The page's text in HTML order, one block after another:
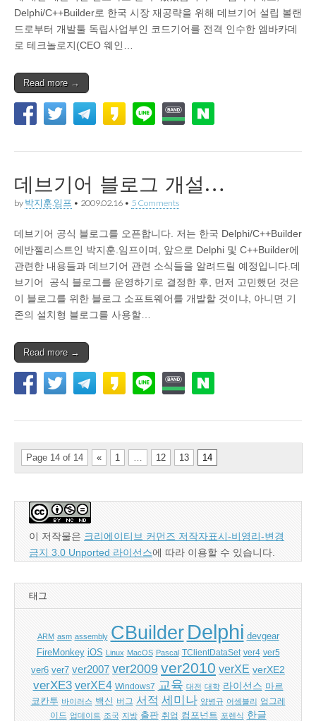
Delphi/C++Builder로 한국 시장 재공략을 위해 데브기어 설립 볼랜
드로부터 개발툴 독립사업부인 코드기어를 전격 인수한 엠바카데
로 테크놀로지(CEO 웨인…
Read more →
데브기어 블로그 개설…
by 박지훈.임프 • 2009.02.16 • 5 Comments
데브기어 공식 블로그를 오픈합니다. 저는 한국 Delphi/C++Builder
에반젤리스트인 박지훈.임프이며, 앞으로 Delphi 및 C++Builder에
관련한 내용들과 데브기어 관련 소식들을 알려드릴 예정입니다.데
브기어 공식 블로그를 운영하기로 결정한 후, 먼저 고민했던 것은
이 블로그를 위한 블로그 소프트웨어를 개발할 것이냐, 아니면 기
존의 설치형 블로그를 사용할…
Read more →
Page 14 of 14 « 1 … 12 13 14
이 저작물은 크리에이티브 커먼즈 저작자표시-비영리-변경
금지 3.0 Unported 라이선스에 따라 이용할 수 있습니다.
태그
ARM asm assembly CBuilder Delphi devgear
FireMonkey iOS Linux MacOS Pascal TClientDataSet ver4 ver5
ver6 ver7 ver2007 ver2009 ver2010 verXE verXE2
verXE3 verXE4 Windows7 교육 대전 대학 라이선스 마르
코칸투 바이러스 백신 버그 서적 세미나 양병규 어셈블리 업그레
이드 업데이트 조국 지방 출판 취업 컴포넌트 포렌식 한글